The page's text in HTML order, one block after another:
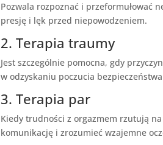
Pozwala rozpoznać i przeformułować
presję i lęk przed niepowodzeniem.
2. Terapia traumy
Jest szczególnie pomocna, gdy
w odzyskaniu poczucia
3. Terapia par
Kiedy trudności z orgazmem rzutują
komunikację i zrozumieć wzajemne